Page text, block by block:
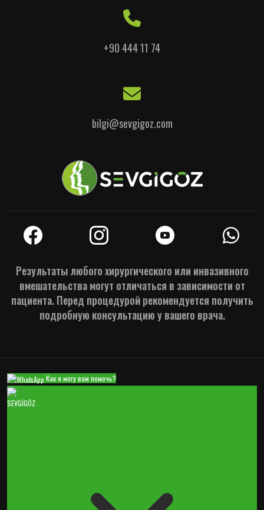
+90 444 11 74
bilgi@sevgigoz.com
Результаты любого хирургического или инвазивного
вмешательства могут отличаться в зависимости от
пациента. Перед процедурой рекомендуется получить
подробную консультацию у вашего врача.
Как я могу вам помочь?
SEVGİGÖZ